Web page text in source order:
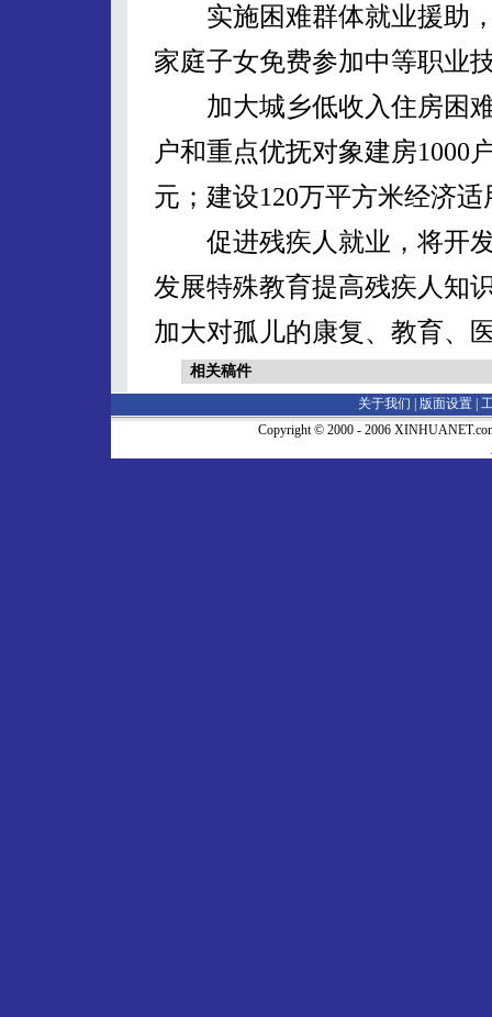
实施困难群体就业援助，
家庭子女免费参加中等职业
加大城乡低收入住房困难
户和重点优抚对象建房1000
元；建设120万平方米经济适
促进残疾人就业，将开发
发展特殊教育提高残疾人知
加大对孤儿的康复、教育、
相关稿件
关于我们 | 版面设置
Copyright © 2000 - 2006